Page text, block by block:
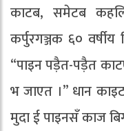
काटब, समेटब
कर्पुरगञ्जक ६०
“पाइन पड़ैत-पड़ैत
भ जाएत ।” धान
मुदा ई पाइनसँ काज